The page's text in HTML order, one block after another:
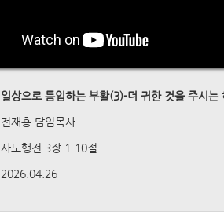
일상으로 틈입하는 부활(3)-더 귀한 것을 주시는
전재홍 담임목사
사도행전 3장 1-10절
2026.04.26